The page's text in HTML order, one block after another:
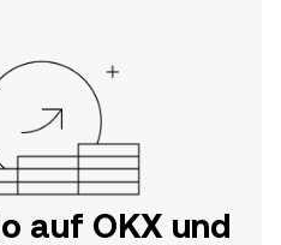
auf OKX und